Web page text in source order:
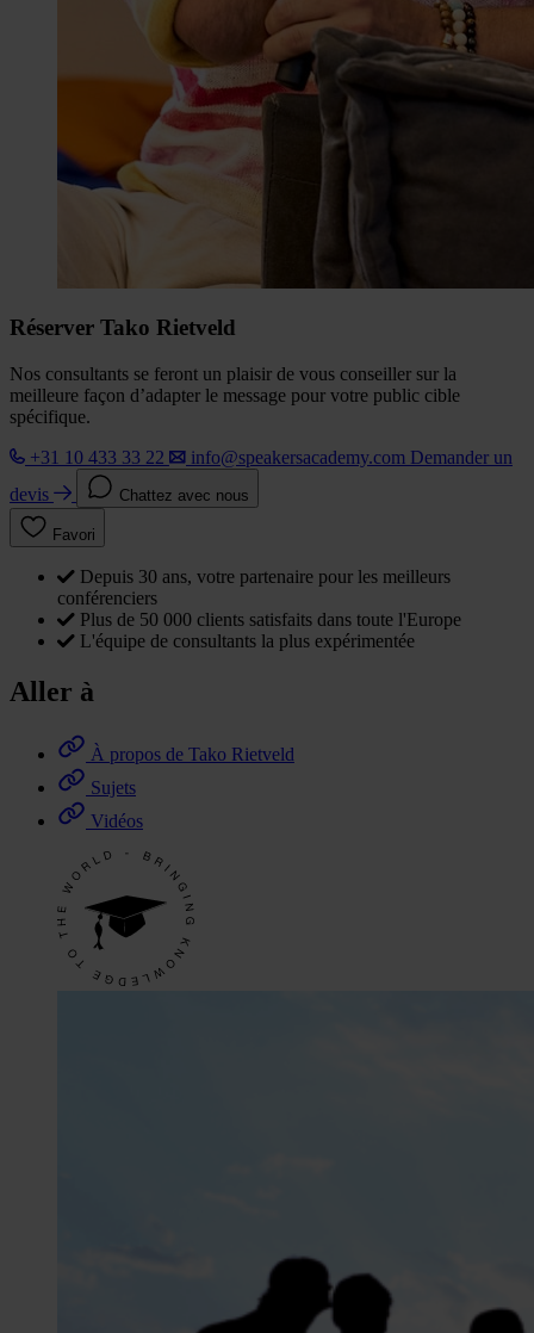
Réserver Tako Rietveld
Nos consultants se feront un plaisir de vous conseiller sur la
meilleure façon d’adapter le message pour votre public cible
spécifique.
+31 10 433 33 22
info@speakersacademy.com Demander un
devis
Chattez avec nous
Favori
Depuis 30 ans, votre partenaire pour les meilleurs
conférenciers
Plus de 50 000 clients satisfaits dans toute l'Europe
L'équipe de consultants la plus expérimentée
Aller à
À propos de Tako Rietveld
Sujets
Vidéos